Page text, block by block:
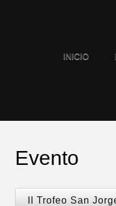
INICIO
Evento
II Trofeo San